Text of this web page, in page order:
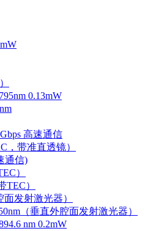
0.13mW
高速通信
，带准直透镜）
通信)
）
）
发射激光器）
（垂直外腔面发射激光器）
nm 0.2mW